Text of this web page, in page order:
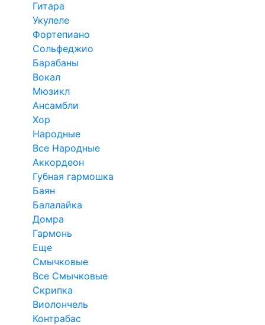
Гитара
Укулеле
Фортепиано
Сольфеджио
Барабаны
Вокал
Мюзикл
Ансамбли
Хор
Народные
Все Народные
Аккордеон
Губная гармошка
Баян
Балалайка
Домра
Гармонь
Еще
Смычковые
Все Смычковые
Скрипка
Виолончель
Контрабас